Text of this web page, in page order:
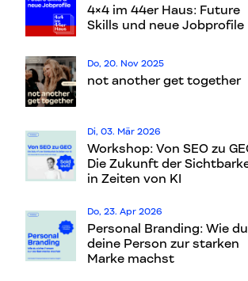
4×4 im 44er Haus: Future
Skills und neue Jobprofile
Do, 20. Nov 2025
not another get together
Di, 03. Mär 2026
Workshop: Von SEO zu
Die Zukunft der
in Zeiten von KI
Do, 23. Apr 2026
Personal Branding: Wie du
deine Person zur starken
Marke machst